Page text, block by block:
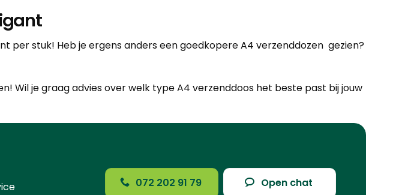
per stuk! Heb je ergens anders een goedkopere A4 verzenddozen gezien?
je graag advies over welk type A4 verzenddoos het beste past bij jouw
072 202 91 79 Open chat